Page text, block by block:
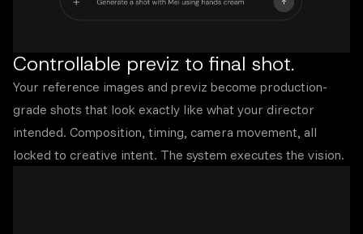
Controllable previz to final shot.
Your reference images and previz become production-
grade shots that look exactly like what your director
intended. Composition, timing, camera movement, all
locked to creative intent. The system executes the vision.